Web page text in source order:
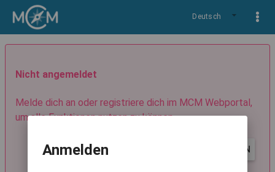
Deutsch
Nicht angemeldet
Melde dich an oder registriere dich im MCM Webportal,
um alle Funktionen nutzen zu können.
ANMELDEN
Anmelden